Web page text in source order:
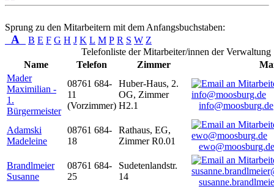
Sprung zu den Mitarbeitern mit dem Anfangsbuchstaben:
A B E F G H J K L M P R S W Z
Telefonliste der Mitarbeiter/innen der Verwaltung
Name
Telefon Zimmer
Mader
Maximilian -
1.
Bürgermeister
08761 684-
11
(Vorzimmer)
Huber-Haus, 2.
OG, Zimmer
H2.1
info@moosburg.de
Adamski
Madeleine
08761 684-
18
Rathaus, EG,
Zimmer R0.01
ewo@moosburg.de
Brandlmeier
Susanne
08761 684-
25
Sudetenlandstr.
14